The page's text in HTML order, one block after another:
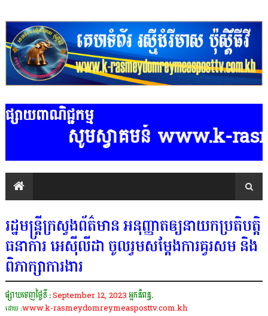
ផ្សាយពាណិជ្ជកម្ម
សូមស្វាគមន៍ www.k-
រដ្ឋមន្ដ្រីក្រសួងព័ត៌មាន អនុញ្ញាតឲ្យនាយកប្រតិបត្តិ
ធនាការ អេស៉ីលីដា ចូលរួមសម្ដែងការគួរសម និង
ពិភាក្សាការងារ
ផ្សាយចេញថ្ងៃទី :September 12, 2023 អ្នកនិពន្ធ.
ដោយ :www.k-rasmeydomreymeasposttv.com.kh